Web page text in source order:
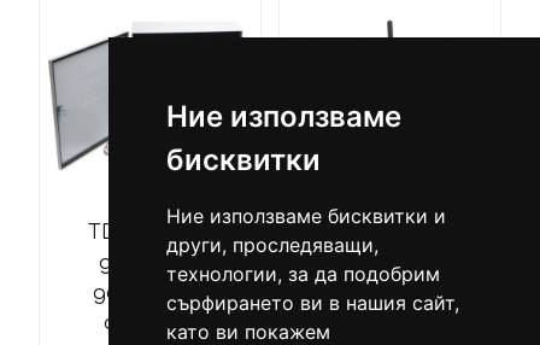
Ние използваме
бисквитки
Ние използваме бисквитки и
други, проследяващи,
технологии, за да подобрим
сърфирането ви в нашия сайт,
като ви покажем
TDS Series -
двужилна
декодерна
система